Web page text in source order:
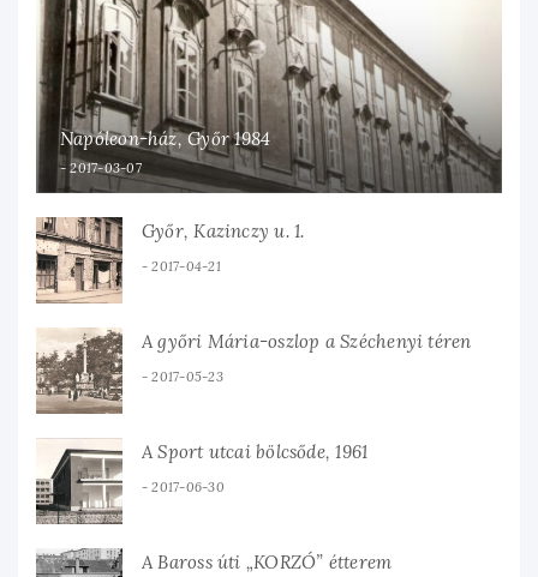
Napóleon-ház, Győr 1984
2017-03-07
Győr, Kazinczy u. 1.
2017-04-21
A győri Mária-oszlop a Széchenyi téren
2017-05-23
A Sport utcai bölcsőde, 1961
2017-06-30
A Baross úti „KORZÓ” étterem